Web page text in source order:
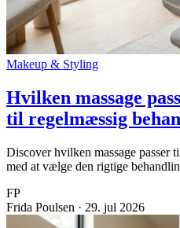
Makeup & Styling
Hvilken massage
til regelmæssig
Discover hvilken massage passer
med at vælge den rigtige
FP
Frida Poulsen · 29. jul 2026